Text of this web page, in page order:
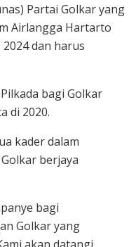
Partai Golkar yang
Airlangga Hartarto
dan harus
bagi Golkar
di 2020.
kader dalam
berjaya
bagi
Golkar yang
akan datangi